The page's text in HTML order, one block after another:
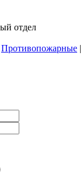
отдел
Противопожарные |